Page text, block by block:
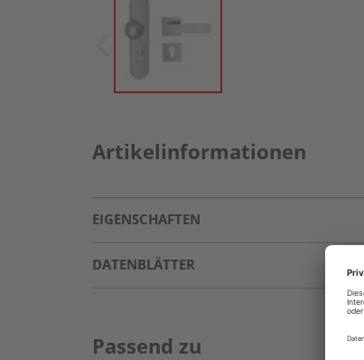
Artikelinformationen
EIGENSCHAFTEN
DATENBLÄTTER
Passend zu